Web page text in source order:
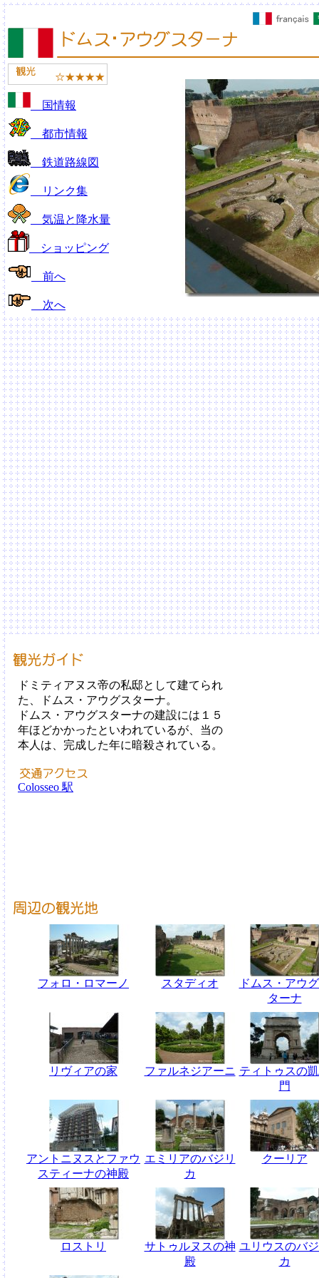
国情報
都市情報
鉄道路線図
リンク集
気温と降水量
ショッピング
前へ
次へ
ドミティアヌス帝の私邸として建てられ
た、ドムス・アウグスターナ。
ドムス・アウグスターナの建設には１５
年ほどかかったといわれているが、当の
本人は、完成した年に暗殺されている。
Colosseo 駅
フォロ・ロマーノ スタディオ
ドムス・アウ
ターナ
リヴィアの家 ファルネジアーニ ティトゥスの
門
アントニヌスとファウ
スティーナの神殿
エミリアのバジリ
カ
クーリア
ロストリ
サトゥルヌスの神
殿
ユリウスのバ
カ